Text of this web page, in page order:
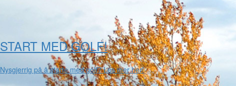
START MED GOLF!
Nysgjerrig på å starte med golf? Les mer her!